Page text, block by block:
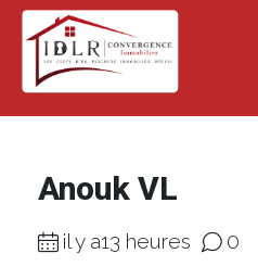
Anouk VL
il y a13 heures 0